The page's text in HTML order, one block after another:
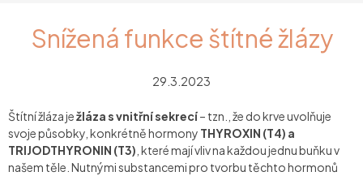
Snížená funkce štítné žlázy
29.3.2023
Štítní žláza ježláza s vnitřní sekrecí– tzn., že do krve uvolňuje
svoje působky, konkrétně hormony THYROXIN (T4) a
TRIJODTHYRONIN (T3) , které mají vliv na každou jednu buňku v
našem těle. Nutnými substancemi pro tvorbu těchto hormonů